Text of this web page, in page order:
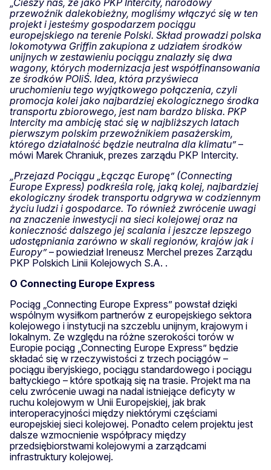
przewoźnik dalekobieżny, mogliśmy włączyć się w ten
projekt i jesteśmy gospodarzem pociągu
europejskiego na terenie Polski. Skład prowadzi polska
lokomotywa Griffin zakupiona z udziałem środków
unijnych w zestawieniu pociągu znalazły się dwa
wagony, których modernizacja jest współfinansowania
ze środków POIiŚ. Idea, która przyświeca
uruchomieniu tego wyjątkowego połączenia, czyli
promocja kolei jako najbardziej ekologicznego środka
transportu zbiorowego, jest nam bardzo bliska. PKP
Intercity ma ambicję stać się w najbliższych latach
pierwszym polskim przewoźnikiem pasażerskim,
którego działalność będzie neutralna dla klimatu”–
mówi Marek Chraniuk, prezes zarządu PKP Intercity.
„Przejazd Pociągu „Łącząc Europę” (Connecting
Europe Express) podkreśla rolę, jaką kolej, najbardziej
ekologiczny środek transportu odgrywa w codziennym
życiu ludzi i gospodarce. To również zwrócenie uwagi
na znaczenie inwestycji na sieci kolejowej oraz na
konieczność dalszego jej scalania i jeszcze lepszego
udostępniania zarówno w skali regionów, krajów jak i
Europy”– powiedział Ireneusz Merchel prezes Zarządu
PKP Polskich Linii Kolejowych S.A. .
O Connecting Europe Express
Pociąg „Connecting Europe Express” powstał dzięki
wspólnym wysiłkom partnerów z europejskiego sektora
kolejowego i instytucji na szczeblu unijnym, krajowym i
lokalnym. Ze względu na różne szerokości torów w
Europie pociąg „Connecting Europe Express” będzie
składać się w rzeczywistości z trzech pociągów –
pociągu iberyjskiego, pociągu standardowego i pociągu
bałtyckiego – które spotkają się na trasie. Projekt ma na
celu zwrócenie uwagi na nadal istniejące deficyty w
ruchu kolejowym w Unii Europejskiej, jak brak
interoperacyjności między niektórymi częściami
europejskiej sieci kolejowej. Ponadto celem projektu jest
dalsze wzmocnienie współpracy między
przedsiębiorstwami kolejowymi a zarządcami
infrastruktury kolejowej.